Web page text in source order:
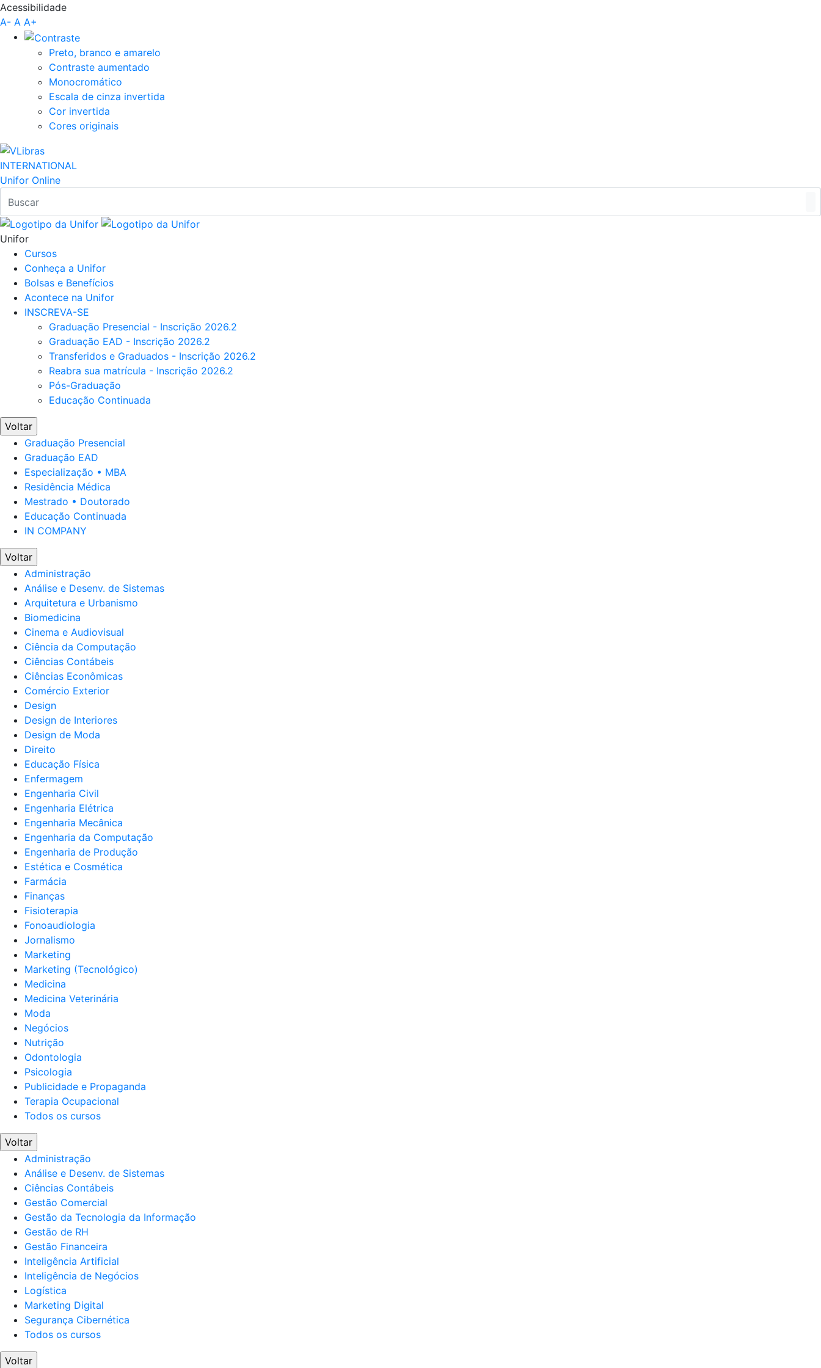
Pular para o Conteúdo principal
Acessibilidade
A- A A+
Preto, branco e amarelo
Contraste aumentado
Monocromático
Escala de cinza invertida
Cor invertida
Cores originais
INTERNATIONAL
Unifor Online
Unifor
Cursos
Conheça a Unifor
Bolsas e Benefícios
Acontece na Unifor
INSCREVA-SE
Graduação Presencial - Inscrição 2026.2
Graduação EAD - Inscrição 2026.2
Transferidos e Graduados - Inscrição 2026.2
Reabra sua matrícula - Inscrição 2026.2
Pós-Graduação
Educação Continuada
Voltar
Graduação Presencial
Graduação EAD
Especialização • MBA
Residência Médica
Mestrado • Doutorado
Educação Continuada
IN COMPANY
Voltar
Administração
Análise e Desenv. de Sistemas
Arquitetura e Urbanismo
Biomedicina
Cinema e Audiovisual
Ciência da Computação
Ciências Contábeis
Ciências Econômicas
Comércio Exterior
Design
Design de Interiores
Design de Moda
Direito
Educação Física
Enfermagem
Engenharia Civil
Engenharia Elétrica
Engenharia Mecânica
Engenharia da Computação
Engenharia de Produção
Estética e Cosmética
Farmácia
Finanças
Fisioterapia
Fonoaudiologia
Jornalismo
Marketing
Marketing (Tecnológico)
Medicina
Medicina Veterinária
Moda
Negócios
Nutrição
Odontologia
Psicologia
Publicidade e Propaganda
Terapia Ocupacional
Todos os cursos
Voltar
Administração
Análise e Desenv. de Sistemas
Ciências Contábeis
Gestão Comercial
Gestão da Tecnologia da Informação
Gestão de RH
Gestão Financeira
Inteligência Artificial
Inteligência de Negócios
Logística
Marketing Digital
Segurança Cibernética
Todos os cursos
Voltar